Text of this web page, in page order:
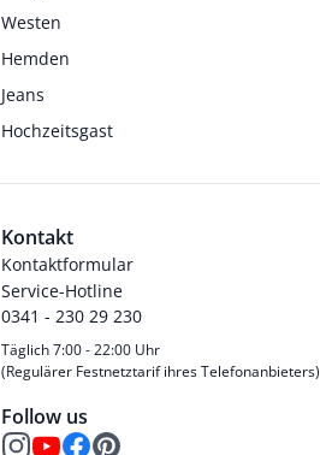
Westen
Hemden
Jeans
Hochzeitsgast
Kontakt
Kontaktformular
Service-Hotline
0341 - 230 29 230
Täglich 7:00 - 22:00 Uhr
(Regulärer Festnetztarif ihres Telefonanbieters)
Follow us